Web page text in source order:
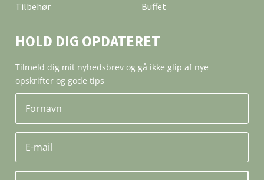
Tilbehør
Buffet
HOLD DIG OPDATERET
Tilmeld dig mit nyhedsbrev og gå ikke glip af nye
opskrifter og gode tips